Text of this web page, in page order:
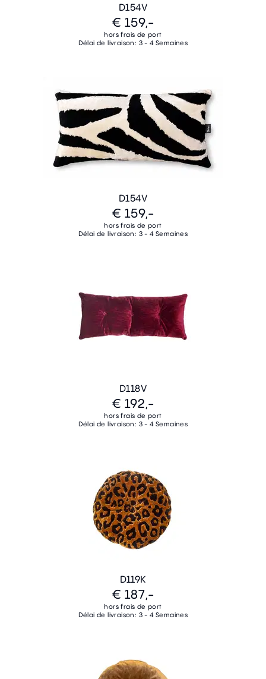
D154V
€ 159,-
hors frais de port
Délai de livraison: 3 - 4 Semaines
D154V
€ 159,-
hors frais de port
Délai de livraison: 3 - 4 Semaines
D118V
€ 192,-
hors frais de port
Délai de livraison: 3 - 4 Semaines
D119K
€ 187,-
hors frais de port
Délai de livraison: 3 - 4 Semaines